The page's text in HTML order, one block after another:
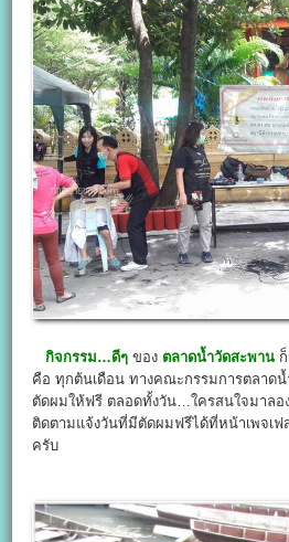
กิจกรรม…ดีๆ ของ ตลาดน้ำวัดสะพาน
คือ ทุกต้นเดือน ทางคณะกรรมการตลาด
ตัดผมให้ฟรี ตลอดทั้งวัน…ใครสนใจมาลอ
ติดตามแจ้งวันที่มีตัดผมฟรีได้ที่หน้าเพจเ
ครับ